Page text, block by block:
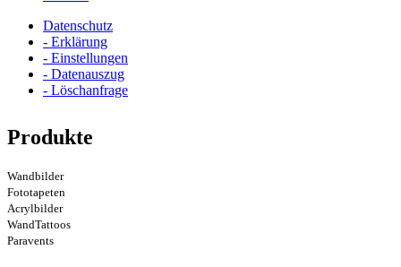
Datenschutz
- Erklärung
- Einstellungen
- Datenauszug
- Löschanfrage
Produkte
Wandbilder
Fototapeten
Acrylbilder
WandTattoos
Paravents